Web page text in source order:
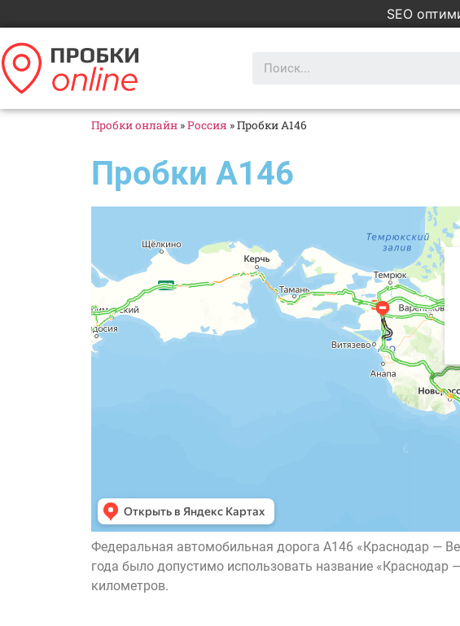
SEO
Пробки онлайн »Россия »Пробки А146
Пробки А146
Федеральная автомобильная дорога A146 «Краснодар —
года было допустимо использовать название
километров.